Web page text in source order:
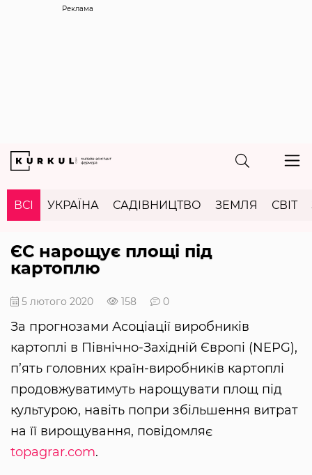
Реклама
ВСІ УКРАЇНА САДІВНИЦТВО ЗЕМЛЯ СВІТ
ЄС нарощує площі під
картоплю
5 лютого 2020 158 0
За прогнозами Асоціації виробників
картоплі в Північно-Західній Європі (NEPG),
п’ять головних країн-виробників картоплі
продовжуватимуть нарощувати площ під
культурою, навіть попри збільшення витрат
на її вирощування, повідомляє
topagrar.com.